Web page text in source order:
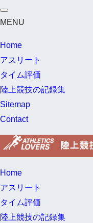
MENU
Home
アスリート
タイム評価
陸上競技の記録集
Sitemap
Contact
Home
アスリート
タイム評価
陸上競技の記録集